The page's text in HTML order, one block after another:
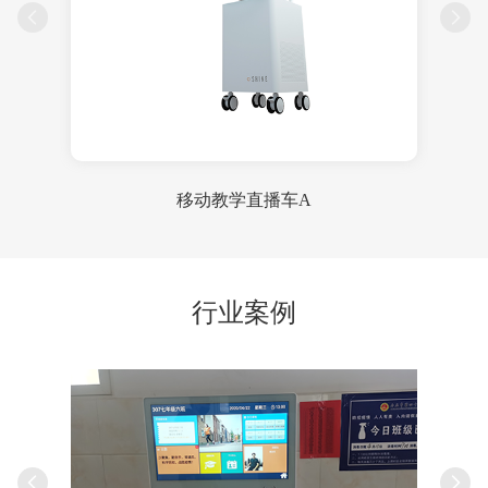
移动教学直播车A
行业案例